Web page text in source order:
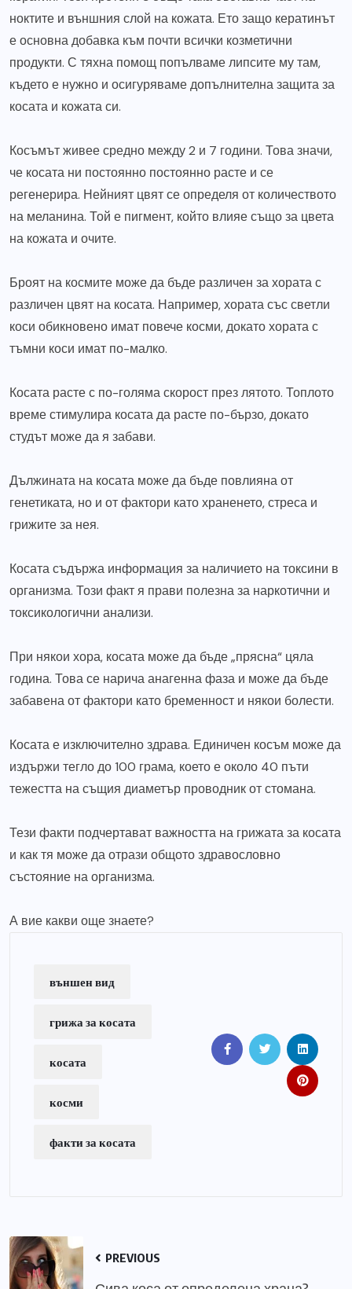
ноктите и външния слой на кожата. Ето защо кератинът
е основна добавка към почти всички козметични
продукти. С тяхна помощ попълваме липсите му там,
където е нужно и осигуряваме допълнителна защита за
косата и кожата си.
Косъмът живее средно между 2 и 7 години. Това значи,
че косата ни постоянно постоянно расте и се
регенерира. Нейният цвят се определя от количеството
на меланина. Той е пигмент, който влияе също за цвета
на кожата и очите.
Броят на космите може да бъде различен за хората с
различен цвят на косата. Например, хората със светли
коси обикновено имат повече косми, докато хората с
тъмни коси имат по-малко.
Косата расте с по-голяма скорост през лятото. Топлото
време стимулира косата да расте по-бързо, докато
студът може да я забави.
Дължината на косата може да бъде повлияна от
генетиката, но и от фактори като храненето, стреса и
грижите за нея.
Косата съдържа информация за наличието на токсини в
организма. Този факт я прави полезна за наркотични и
токсикологични анализи.
При някои хора, косата може да бъде „прясна“ цяла
година. Това се нарича анагенна фаза и може да бъде
забавена от фактори като бременност и някои болести.
Косата е изключително здрава. Единичен косъм може да
издържи тегло до 100 грама, което е около 40 пъти
тежестта на същия диаметър проводник от стомана.
Тези факти подчертават важността на грижата за косата
и как тя може да отрази общото здравословно
състояние на организма.
А вие какви още знаете?
външен вид
грижа за косата
косата
косми
факти за косата
PREVIOUS